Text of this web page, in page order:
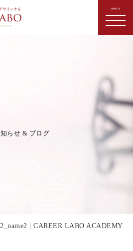
らせ & ブログ
| CAREER LABO ACADEMY